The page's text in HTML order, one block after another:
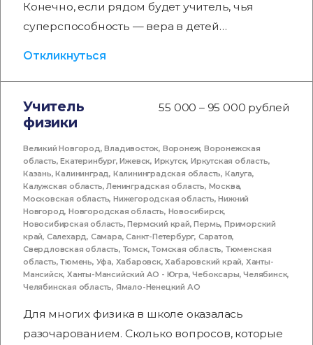
Конечно, если рядом будет учитель, чья
суперспособность — вера в детей…
Откликнуться
Учитель
физики
55 000 – 95 000 рублей
Великий Новгород,Владивосток, Воронеж,Воронежская
область,Екатеринбург,Ижевск, Иркутск,Иркутская область,
Казань,Калининград, Калининградская область, Калуга,
Калужская область,Ленинградская область, Москва,
Московская область,Нижегородская область,Нижний
Новгород,Новгородская область, Новосибирск,
Новосибирская область,Пермский край,Пермь,Приморский
край, Салехард, Самара,Санкт-Петербург, Саратов,
Свердловская область, Томск,Томская область, Тюменская
область,Тюмень, Уфа, Хабаровск,Хабаровский край, Ханты-
Мансийск,Ханты-Мансийский АО - Югра,Чебоксары,Челябинск,
Челябинская область, Ямало-Ненецкий АО
Для многих физика в школе оказалась
разочарованием. Сколько вопросов, которые